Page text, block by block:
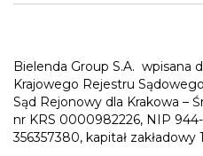
Bielenda Group S.A. wpisana
Krajowego Rejestru
Sąd Rejonowy dla Krakowa –
nr KRS 0000982226, NIP
356357380, kapitał zakładowy